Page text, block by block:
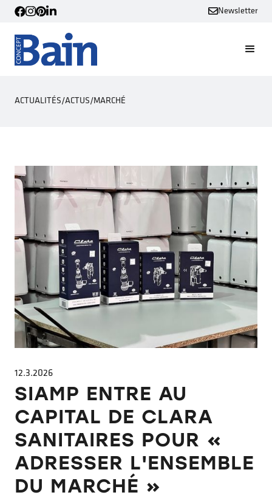
Newsletter
ACTUALITÉS/ACTUS/MARCHÉ
12.3.2026
SIAMP ENTRE AU
CAPITAL DE CLARA
SANITAIRES POUR «
ADRESSER L'ENSEMBLE
DU MARCHÉ »